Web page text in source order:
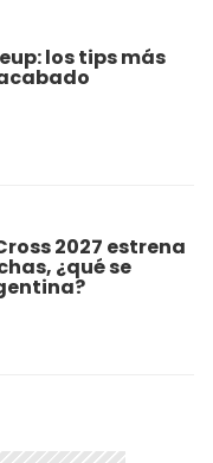
los tips más
2027 estrena
¿qué se